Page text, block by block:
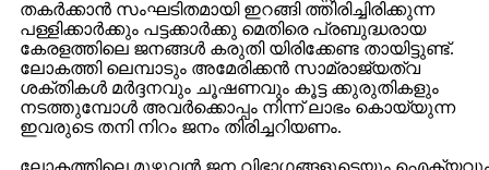
തകര്‍ക്കാന്‍ സംഘടിതമായി ഇറങ്ങി ത്തിരിച്ചിരിക്കുന്ന
പള്ളിക്കാര്‍ക്കും പട്ടക്കാര്‍ക്കു മെതിരെ പ്രബുദ്ധരായ
കേരളത്തിലെ ജനങ്ങള്‍ കരുതി യിരിക്കേണ്ട തായിട്ടുണ്ട്.
ലോകത്തി ലെമ്പാടും അമേരിക്കന്‍ സാമ്രാജ്യത്വ
ശക്തികള്‍ മര്‍ദ്ദനവും ചൂഷണവും കൂട്ട ക്കുരുതികളും
നടത്തുമ്പോള്‍ അവര്‍ക്കൊപ്പം നിന്ന് ലാഭം കൊയ്യുന്ന
ഇവരുടെ തനി നിറം ജനം തിരിച്ചറിയണം.